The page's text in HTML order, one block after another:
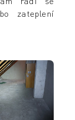
zateplení